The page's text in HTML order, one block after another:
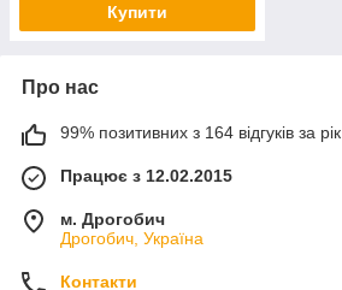
Купити
Про нас
99% позитивних з 164 відгуків за рік
Працює з 12.02.2015
м. Дрогобич
Дрогобич, Україна
Контакти